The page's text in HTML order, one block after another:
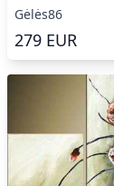
Gėlės86
279 EUR